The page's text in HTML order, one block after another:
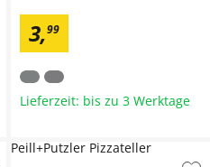
3,99
Lieferzeit: bis zu 3 Werktage
Peill+Putzler Pizzateller